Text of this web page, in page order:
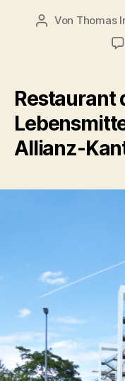
Beitragsautor
Von Thomas
Restaurant
Allianz-